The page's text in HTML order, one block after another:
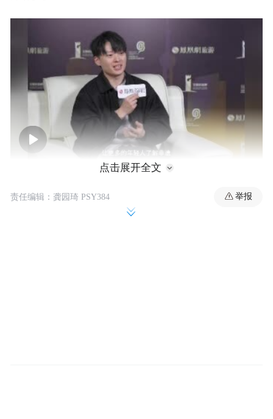
00:00 06:01
点击展开全文
责任编辑：龚园琦 PSY384 举报